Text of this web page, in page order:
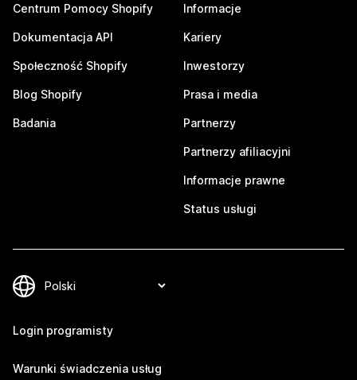
Centrum Pomocy Shopify
Dokumentacja API
Społeczność Shopify
Blog Shopify
Badania
Informacje
Kariery
Inwestorzy
Prasa i media
Partnerzy
Partnerzy afiliacyjni
Informacje prawne
Status usługi
Login programisty
Warunki świadczenia usług